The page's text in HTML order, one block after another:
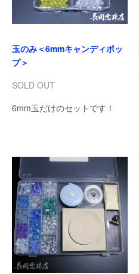
玉のみ＜6mmキャンディポッ
プ＞
SOLD OUT
6mm玉だけのセットです！